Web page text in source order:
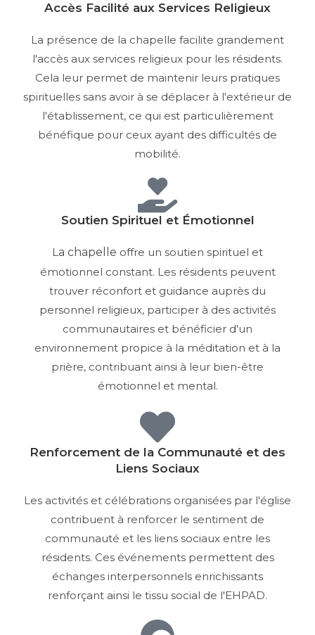
Accès Facilité aux Services Religieux
La présence de la chapelle facilite grandement
l'accès aux services religieux pour les résidents.
Cela leur permet de maintenir leurs pratiques
spirituelles sans avoir à se déplacer à l'extérieur de
l'établissement, ce qui est particulièrement
bénéfique pour ceux ayant des difficultés de
mobilité.
Soutien Spirituel et Émotionnel
La chapelle offre un soutien spirituel et
émotionnel constant. Les résidents peuvent
trouver réconfort et guidance auprès du
personnel religieux, participer à des activités
communautaires et bénéficier d'un
environnement propice à la méditation et à la
prière, contribuant ainsi à leur bien-être
émotionnel et mental.
Renforcement de la Communauté et des
Liens Sociaux
Les activités et célébrations organisées par l'église
contribuent à renforcer le sentiment de
communauté et les liens sociaux entre les
résidents. Ces événements permettent des
échanges interpersonnels enrichissants
renforçant ainsi le tissu social de l'EHPAD.